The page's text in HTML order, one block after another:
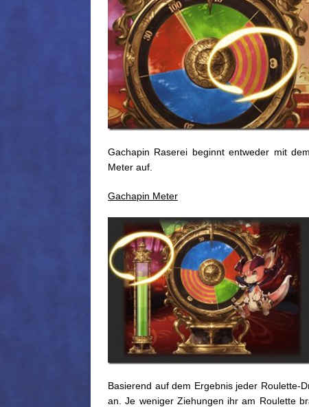
Gachapin Raserei beginnt entweder mit
Meter auf.
Gachapin Meter
Basierend auf dem Ergebnis jeder Roulette-
an. Je weniger Ziehungen ihr am Roulette